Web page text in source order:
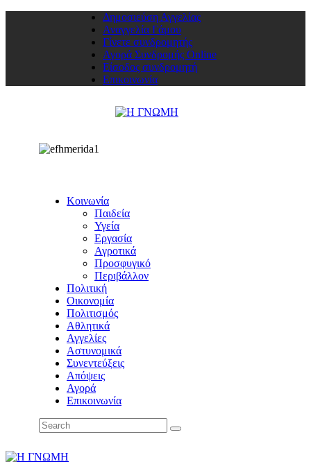
Δημοσιεύση Αγγελίας
Αναγγελία Γάμου
Γίνετε συνδρομητής
Αγορά Συνδρομής Online
Είσοδος συνδρομητή
Επικοινωνία
Κοινωνία
Παιδεία
Υγεία
Εργασία
Αγροτικά
Προσφυγικό
Περιβάλλον
Πολιτική
Οικονομία
Πολιτισμός
Αθλητικά
Αγγελίες
Αστυνομικά
Συνεντεύξεις
Απόψεις
Αγορά
Επικοινωνία